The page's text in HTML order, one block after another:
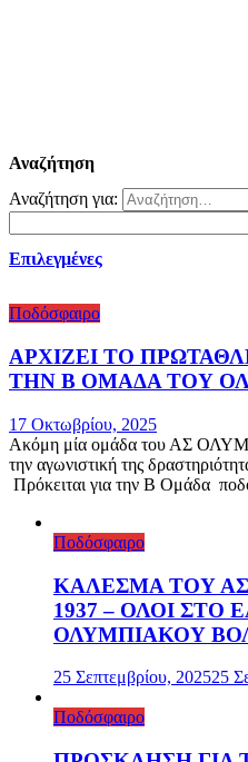
Αναζήτηση
Αναζήτηση για:
Επιλεγμένες
Ποδόσφαιρο
ΑΡΧΙΖΕΙ ΤΟ
ΤΗΝ Β ΟΜΑΔΑ ΤΟΥ
17 Οκτωβρίου, 2025
Ακόμη μία ομάδα του ΑΣ
την αγωνιστική της
Πρόκειται για την Β Ομάδα
Ποδόσφαιρο
ΚΑΛΕΣΜΑ ΤΟΥ
1937 – ΟΛΟΙ ΣΤΟ
ΟΛΥΜΠΙΑΚΟΥ
25 Σεπτεμβρίου, 202525
Ποδόσφαιρο